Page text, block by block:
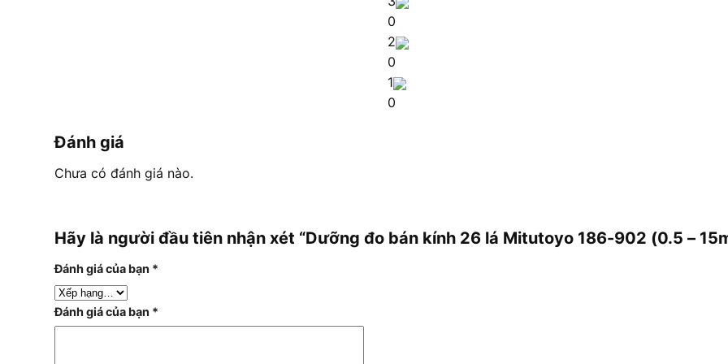
0
2
0
1
0
Đánh giá
Chưa có đánh giá nào.
Hãy là người đầu tiên nhận xét “Dưỡng đo bán kính 26 lá Mitutoyo 186-902 (0.5 –
Đánh giá của bạn *
Đánh giá của bạn *